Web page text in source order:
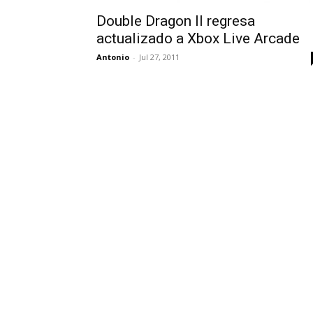
Double Dragon II regresa
actualizado a Xbox Live Arcade
Antonio - Jul 27, 2011